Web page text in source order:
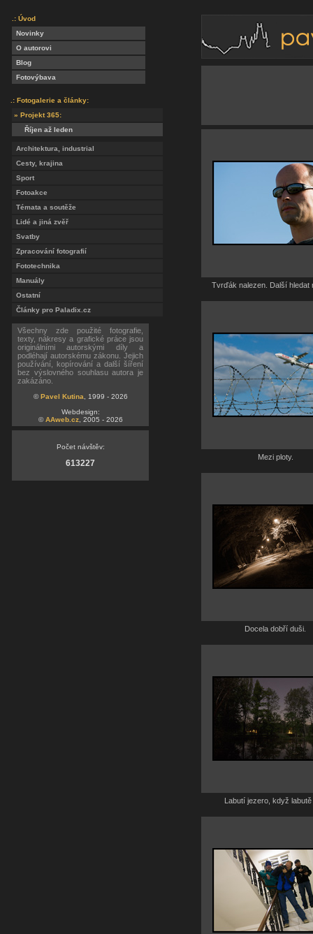
.: Úvod
Novinky
O autorovi
Blog
Fotovýbava
.: Fotogalerie a články:
» Projekt 365:
Říjen až leden
Architektura, industrial
Cesty, krajina
Sport
Fotoakce
Témata a soutěže
Lidé a jiná zvěř
Svatby
Zpracování fotografií
Fototechnika
Manuály
Ostatní
Články pro Paladix.cz
Všechny zde použité fotografie,
texty, nákresy a grafické práce jsou
originálními autorskými díly a
podléhají autorskému zákonu. Jejich
používání, kopírování a další šíření
bez výslovného souhlasu autora je
zakázáno.
©Pavel Kutina , 1999 - 2026
Webdesign:
©AAweb.cz, 2005 - 2026
Počet návštěv:
613227
Tvrďák nalezen. Další hledat
Mezi ploty.
Docela dobří duši.
Labutí jezero, když